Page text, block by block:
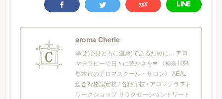
aroma Cherie
幸せ(心身ともに健康)であるために… アロ
マテラピーで日々に豊かさを❤︎ 《神奈川県
厚木市のアロマスクール・サロン》 AEAJ
総合資格認定校 / 各種実技 / アロマクラフト
ワークショップ リラクゼーショントリート